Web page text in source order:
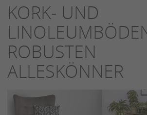
SEITENINHALT
SPRINGEN
KORK- UND
ROBUSTEN
ALLESKÖNNER